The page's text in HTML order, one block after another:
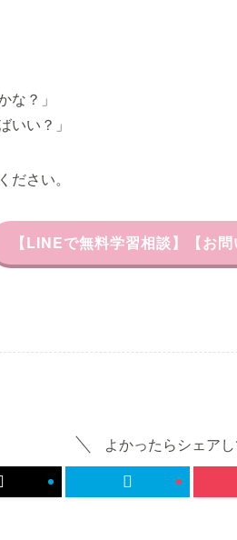
な？」
いい？」
さい。
【LINEで無料学習相談】【お
よかったらシェアし